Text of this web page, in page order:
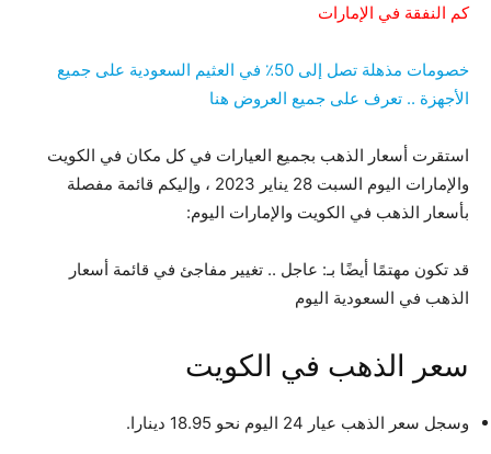
كم النفقة في الإمارات
خصومات مذهلة تصل إلى 50٪ في العثيم السعودية على جميع
الأجهزة .. تعرف على جميع العروض هنا
استقرت أسعار الذهب بجميع العيارات في كل مكان في الكويت
والإمارات اليوم السبت 28 يناير 2023 ، وإليكم قائمة مفصلة
بأسعار الذهب في الكويت والإمارات اليوم:
قد تكون مهتمًا أيضًا بـ: عاجل .. تغيير مفاجئ في قائمة أسعار
الذهب في السعودية اليوم
سعر الذهب في الكويت
وسجل سعر الذهب عيار 24 اليوم نحو 18.95 دينارا.